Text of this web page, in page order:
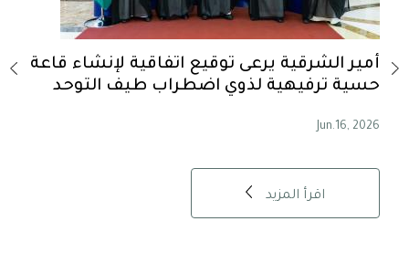
-
أمير الشرقية يرعى توقيع اتفاقية لإنشاء قاعة
حسية ترفيهية لذوي اضطراب طيف التوحد
Jun.16, 2026
اقرأ المزيد